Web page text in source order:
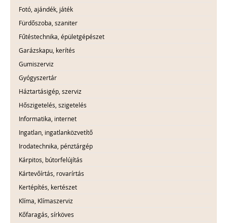
Fotó, ajándék, játék
Fürdőszoba, szaniter
Fűtéstechnika, épületgépészet
Garázskapu, kerítés
Gumiszerviz
Gyógyszertár
Háztartásigép, szerviz
Hőszigetelés, szigetelés
Informatika, internet
Ingatlan, ingatlanközvetítő
Irodatechnika, pénztárgép
Kárpitos, bútorfelújítás
Kártevőírtás, rovarírtás
Kertépítés, kertészet
Klíma, Klímaszerviz
Kőfaragás, sírköves